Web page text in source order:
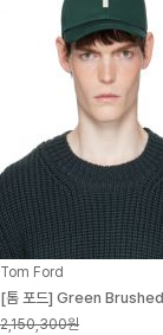
Tom Ford
2,150,300원